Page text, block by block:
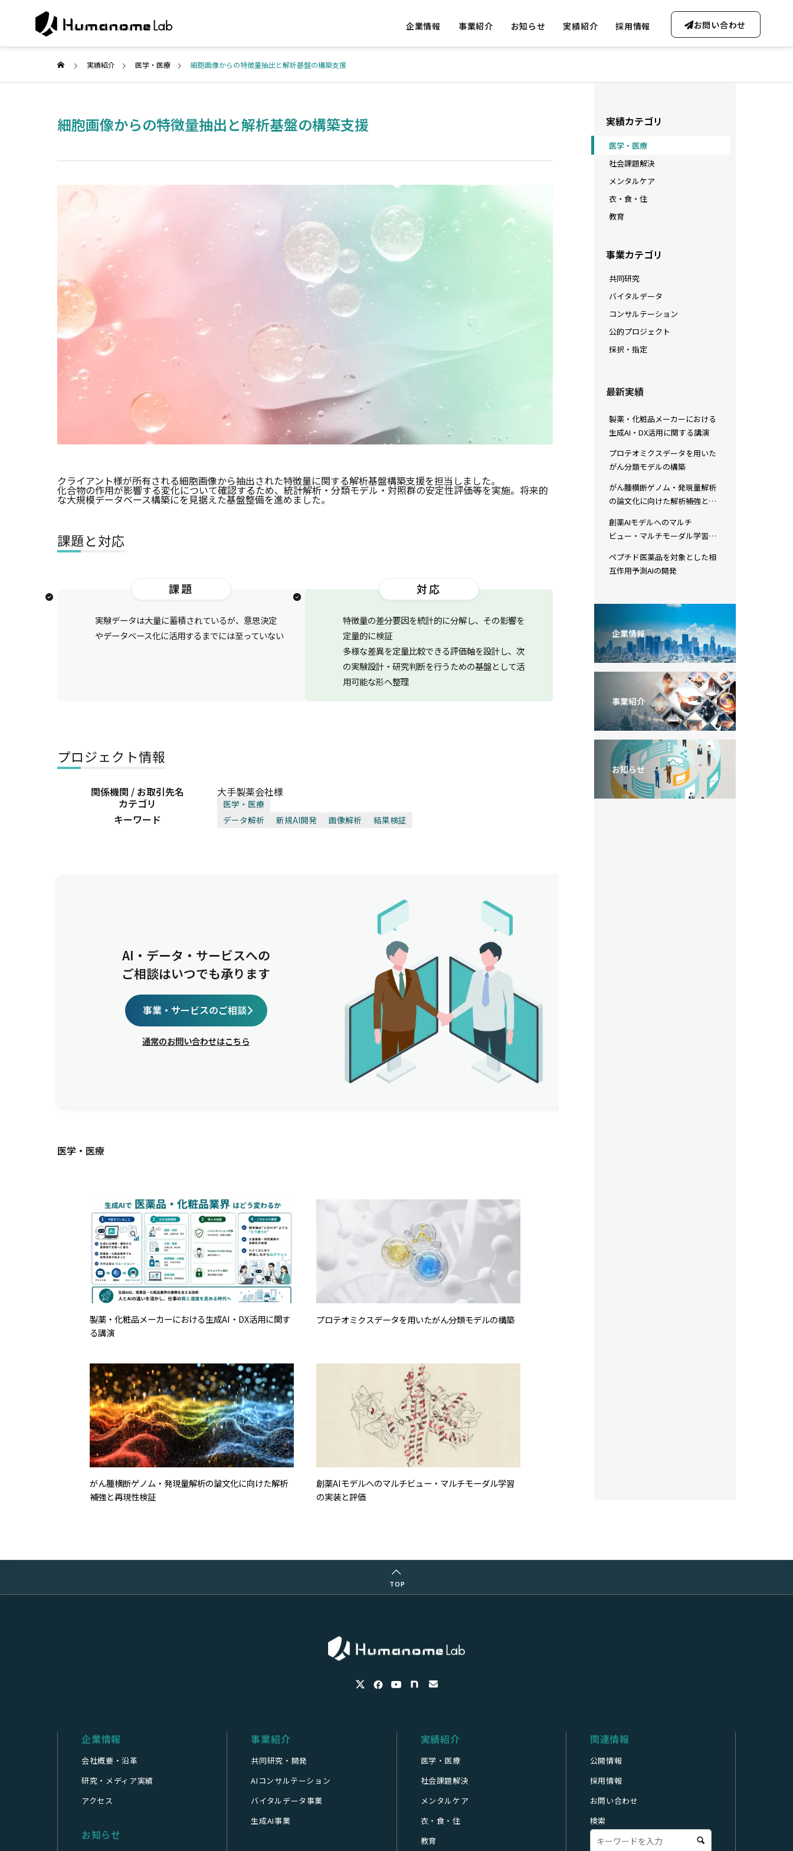
企業情報 事業紹介 お知らせ 実績紹介 採用情報 お問い合わせ
COMPANY
代表ご挨拶 会社概要・沿革
ACCESS
アクセス
FREE CONSULTATION
無料AI相談のご案内
SERVICE
Collaborative Re
AI Consulting
AIコンサルテーション
Vital Data Soluti
バイタルデータ事業 生成AI事業
実績紹介 医学・医療 細胞画像からの特徴量抽出と解析基盤の構築支援
細胞画像からの特徴量抽出と解析基盤の構築支援
クライアント様が所有される細胞画像から抽出された特徴量に関する解析基盤構築支援を担当しました。
化合物の作用が影響する変化について確認するため、統計解析・分類モデル・対照群の安定性評価等を実施。将来的
な大規模データベース構築にを見据えた基盤整備を進めました。
課題と対応
課題
実験データは大量に蓄積されているが、意思決定
やデータベース化に活用するまでには至っていない
対応
特徴量の差分要因を統計的に分解し、その影響を
定量的に検証
多様な差異を定量比較できる評価軸を設計し、次
の実験設計・研究判断を行うための基盤として活
用可能な形へ整理
プロジェクト情報
関係機関 / お取引先名
大手製薬会社様
カテゴリ
医学・医療
キーワード データ解析 新規AI開発 画像解析 結果検証
AI・データ・サービスへの
ご相談はいつでも承ります
事業・サービスのご相談
通常のお問い合わせはこちら
医学・医療
製薬・化粧品メーカーにおける生成AI・DX活用に関す
る講演
プロテオミクスデータを用いたがん分類モデルの構築
がん腫横断ゲノム・発現量解析の論文化に向けた解析
補強と再現性検証
創薬AIモデルへのマルチビュー・マルチモーダル学習
の実装と評価
実績カテゴリ
医学・医療
社会課題解決
メンタルケア
衣・食・住
教育
事業カテゴリ
共同研究
バイタルデータ
コンサルテーション
公的プロジェクト
採択・指定
最新実績
製薬・化粧品メーカーにおける
生成AI・DX活用に関する講演
プロテオミクスデータを用いた
がん分類モデルの構築
がん腫横断ゲノム・発現量解析
の論文化に向けた解析補強と再
創薬AIモデルへのマルチ
ビュー・マルチモーダル学習の
ペプチド医薬品を対象とした相
互作用予測AIの開発
企業情報
事業紹介
お知らせ
TOP
企業情報
会社概要・沿革
研究・メディア実績
アクセス
お知らせ
事業紹介
共同研究・開発
AIコンサルテーション
バイタルデータ事業
生成AI事業
実績紹介
医学・医療
社会課題解決
メンタルケア
衣・食・住
教育
関連情報
公開情報
採用情報
お問い合わせ
検索